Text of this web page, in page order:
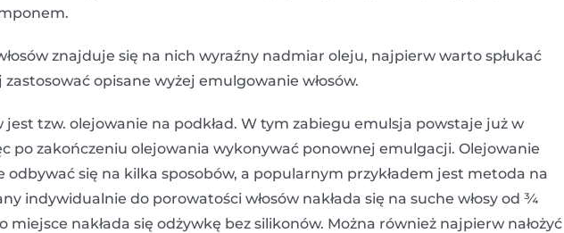
znajduje się na nich wyraźny nadmiar oleju, najpierw warto spłukać
opisane wyżej emulgowanie włosów.
tzw. olejowanie na podkład. W tym zabiegu emulsja powstaje już w
po zakończeniu olejowania wykonywać ponownej emulgacji. Olejowanie
odbywać się na kilka sposobów, a popularnym przykładem jest metoda na
indywidualnie do porowatości włosów nakłada się na suche włosy od ¾
miejsce nakłada się odżywkę bez silikonów. Można również najpierw nałożyć